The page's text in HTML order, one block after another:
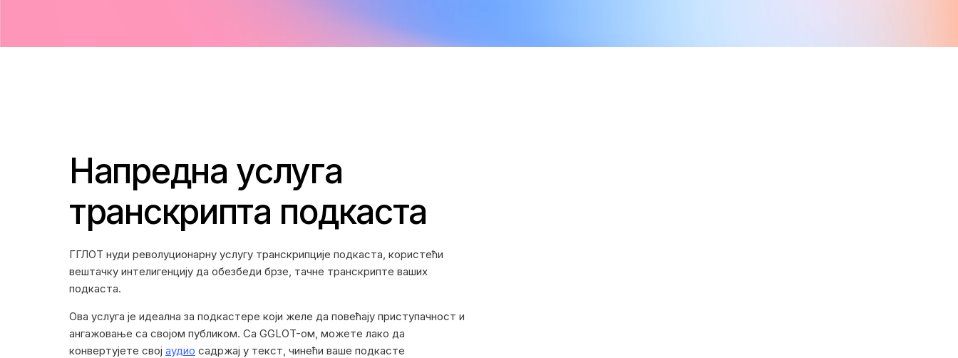
Напредна услуга
транскрипта подкаста
ГГЛОТ нуди револуционарну услугу транскрипције подкаста, користећи
вештачку интелигенцију да обезбеди брзе, тачне транскрипте ваших
подкаста.
Ова услуга је идеална за подкастере који желе да повећају приступачност и
ангажовање са својом публиком. Са GGLOT-ом, можете лако да
конвертујете свој аудио садржај у текст, чинећи ваше подкасте